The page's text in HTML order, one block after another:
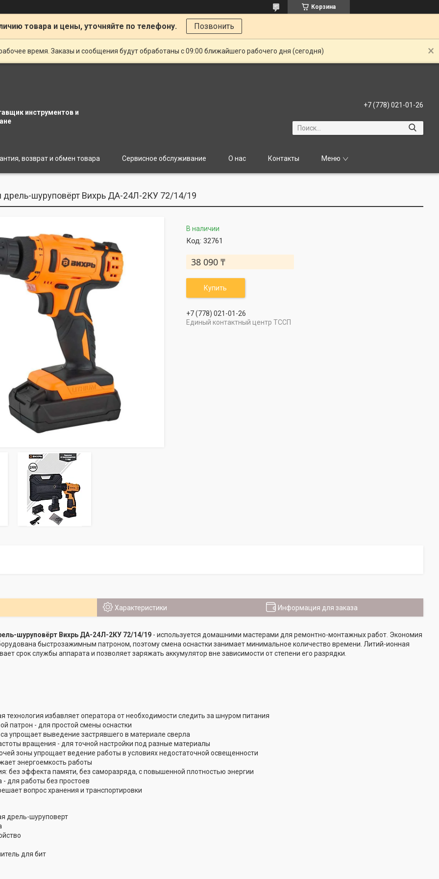
Корзина
товара и цены, уточняйте по телефону. Позвонить
время. Заказы и сообщения будут обработаны с 09:00 ближайшего рабочего дня (сегодня)
инструментов и
+7 (778) 021-01-26
возврат и обмен товара Сервисное обслуживание О нас Контакты Меню
дрель-шуруповёрт Вихрь ДА-24Л-2КУ 72/14/19
В наличии
Код: 32761
38 090 ₸
Купить
+7 (778) 021-01-26
Единый контактный центр ТССП
Характеристики Информация для заказа
шуруповёрт Вихрь ДА-24Л-2КУ 72/14/19- используется домашними мастерами для ремонтно-монтажных работ. Экономия
быстрозажимным патроном, поэтому смена оснастки занимает минимальное количество времени. Литий-ионная
срок службы аппарата и позволяет заряжать аккумулятор вне зависимости от степени его разрядки.
технология избавляет оператора от необходимости следить за шнуром питания
патрон - для простой смены оснастки
упрощает выведение застрявшего в материале сверла
вращения - для точной настройки под разные материалы
зоны упрощает ведение работы в условиях недостаточной освещенности
энергоемкость работы
без эффекта памяти, без саморазряда, с повышенной плотностью энергии
- для работы без простоев
вопрос хранения и транспортировки
дрель-шуруповерт
для бит